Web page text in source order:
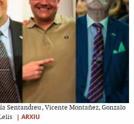
Sentandreu , Vicente Montañez, Gonzalo
| ARXIU